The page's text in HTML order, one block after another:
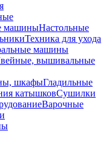
машиныНастольные
Техника для ухода
машины
вышивальные
шкафыГладильные
катышковСушилки
Варочные